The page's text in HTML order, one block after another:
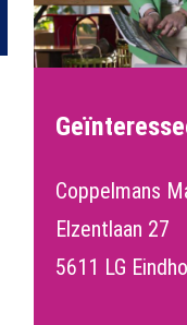
Coppelmans
Elzentlaan 27
5611 LG